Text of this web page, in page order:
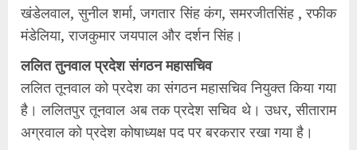
खंडेलवाल, सुनील शर्मा, जगतार सिंह कंग, समरजीतसिंह , रफीक
मंडेलिया, राजकुमार जयपाल और दर्शन सिंह।
ललित तुनवाल प्रदेश संगठन महासचिव
ललित तूनवाल को प्रदेश का संगठन महासचिव नियुक्त किया गया
है। ललितपुर तूनवाल अब तक प्रदेश सचिव थे। उधर, सीताराम
अग्रवाल को प्रदेश कोषाध्यक्ष पद पर बरकरार रखा गया है।